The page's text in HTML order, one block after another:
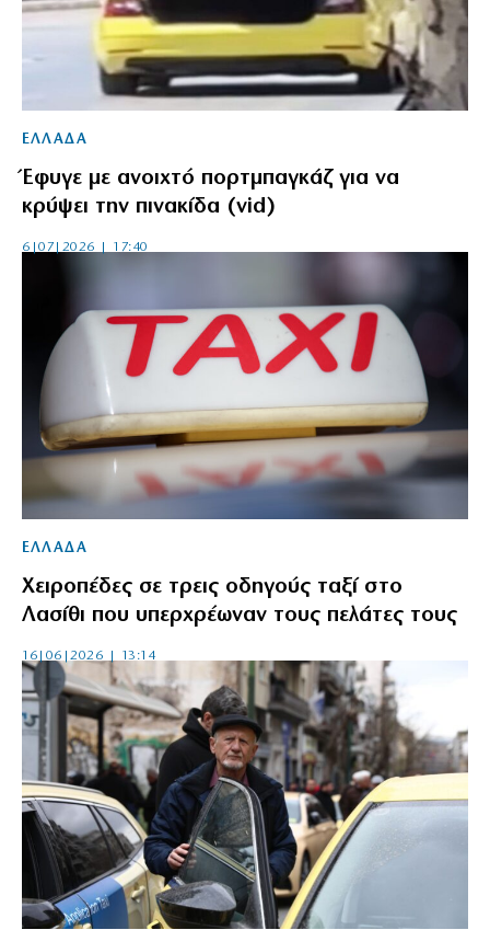
ΕΛΛΑΔΑ
Έφυγε με ανοιχτό πορτμπαγκάζ για να
κρύψει την πινακίδα (vid)
6|07|2026 | 17:40
ΕΛΛΑΔΑ
Χειροπέδες σε τρεις οδηγούς ταξί στο
Λασίθι που υπερχρέωναν τους πελάτες τους
16|06|2026 | 13:14